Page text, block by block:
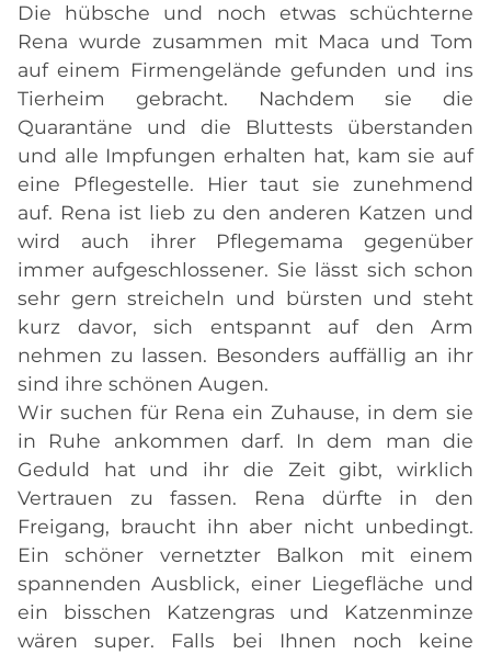
Die hübsche und noch etwas schüchterne
Rena wurde zusammen mit Maca und Tom
auf einem Firmengelände gefunden und ins
Tierheim gebracht. Nachdem sie die
Quarantäne und die Bluttests überstanden
und alle Impfungen erhalten hat, kam sie auf
eine Pflegestelle. Hier taut sie zunehmend
auf. Rena ist lieb zu den anderen Katzen und
wird auch ihrer Pflegemama gegenüber
immer aufgeschlossener. Sie lässt sich schon
sehr gern streicheln und bürsten und steht
kurz davor, sich entspannt auf den Arm
nehmen zu lassen. Besonders auffällig an ihr
sind ihre schönen Augen.
Wir suchen für Rena ein Zuhause, in dem sie
in Ruhe ankommen darf. In dem man die
Geduld hat und ihr die Zeit gibt, wirklich
Vertrauen zu fassen. Rena dürfte in den
Freigang, braucht ihn aber nicht unbedingt.
Ein schöner vernetzter Balkon mit einem
spannenden Ausblick, einer Liegefläche und
ein bisschen Katzengras und Katzenminze
wären super. Falls bei Ihnen noch keine